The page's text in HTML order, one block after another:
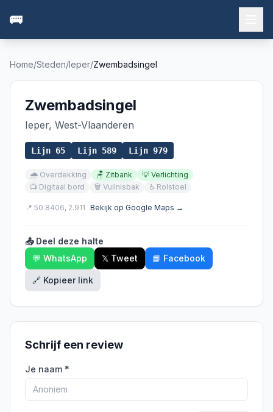
🚌
Home/Steden/Ieper/Zwembadsingel
Zwembadsingel
Ieper, West-Vlaanderen
Lijn 65 Lijn 589 Lijn 979
🌧️ Overdekking 🪑 Zitbank 💡 Verlichting
📺 Digitaal bord 🗑️ Vuilnisbak ♿ Rolstoel
📍 50.8406, 2.911 Bekijk op Google Maps →
📤 Deel deze halte
💬 WhatsApp
𝕏 Tweet 📘 Facebook
🔗 Kopieer link
Schrijf een review
Je naam *